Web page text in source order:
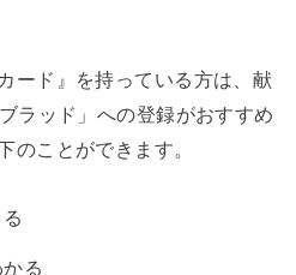
ード』を持っている方は、献
ラッド」への登録がおすすめ
のことができます。
る